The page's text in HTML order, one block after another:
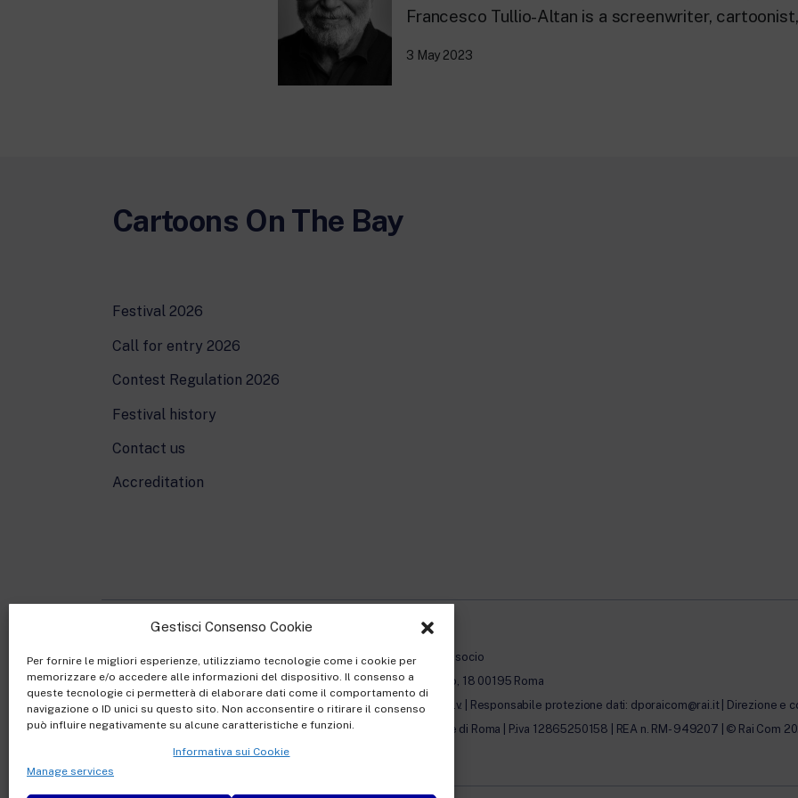
Gestisci Consenso Cookie
Per fornire le migliori esperienze, utilizziamo tecnologie come i cookie per
memorizzare e/o accedere alle informazioni del dispositivo. Il consenso a
queste tecnologie ci permetterà di elaborare dati come il comportamento di
navigazione o ID unici su questo sito. Non acconsentire o ritirare il consenso
può influire negativamente su alcune caratteristiche e funzioni.
Informativa sui Cookie
Manage services
Francesco Tullio-Altan is a screenwriter,
3 May 2023
Cartoons On The Bay
Festival 2026
Call for entry 2026
Contest Regulation 2026
Festival history
Contact us
Accreditation
Rai Com S.p.A. - Società con unico socio
Sede Legale: Via Umberto Novaro, 18 00195 Roma
Capitale sociale €10.320.000,00 i.v. | Responsabile protezione dati: dporaicom@rai.it | Direzione e
Ufficio del Registro delle Imprese di Roma | P.iva 12865250158 | REA n. RM- 949207 | © Rai Com